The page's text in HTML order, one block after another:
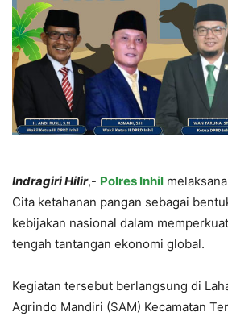
Indragiri Hilir,- Polres Inhil
Cita ketahanan pangan sebagai
kebijakan nasional dalam
tengah tantangan ekonomi global.
Kegiatan tersebut berlangsung di
Agrindo Mandiri (SAM) Kecamatan